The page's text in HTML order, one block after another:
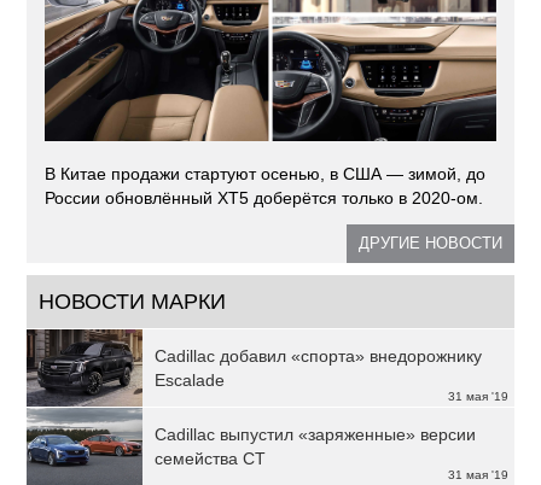
В Китае продажи стартуют осенью, в США — зимой, до
России обновлённый XT5 доберётся только в 2020-ом.
ДРУГИЕ НОВОСТИ
НОВОСТИ МАРКИ
31 мая '19
Cadillac добавил «спорта» внедорожнику
Escalade
31 мая '19
Cadillac выпустил «заряженные» версии
семейства CT